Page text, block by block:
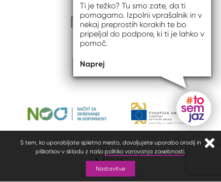
S tem, ko uporabljate spletno mesto, dovoljujete uporabo orodij in
piškotkov v skladu z našo politiko varovanja zasebnosti.
Nastavitve
Gumb
Ti je težko? Tu smo zate, da ti
pomagamo. Izpolni vprašalnik in v
nekaj preprostih korakih te bo
pripeljal do podpore, ki ti je lahko v
pomoč.
Naprej